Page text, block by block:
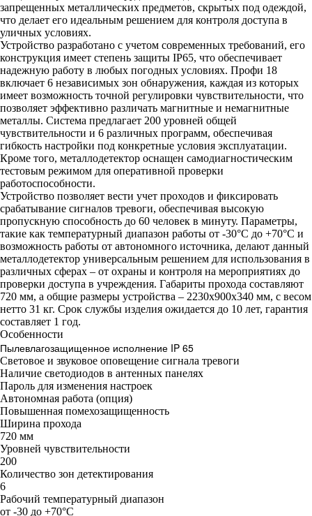
запрещенных металлических предметов, скрытых под одеждой,
что делает его идеальным решением для контроля доступа в
уличных условиях.
Устройство разработано с учетом современных требований, его
конструкция имеет степень защиты IP65, что обеспечивает
надежную работу в любых погодных условиях. Профи 18
включает 6 независимых зон обнаружения, каждая из которых
имеет возможность точной регулировки чувствительности, что
позволяет эффективно различать магнитные и немагнитные
металлы. Система предлагает 200 уровней общей
чувствительности и 6 различных программ, обеспечивая
гибкость настройки под конкретные условия эксплуатации.
Кроме того, металлодетектор оснащен самодиагностическим
тестовым режимом для оперативной проверки
работоспособности.
Устройство позволяет вести учет проходов и фиксировать
срабатывание сигналов тревоги, обеспечивая высокую
пропускную способность до 60 человек в минуту. Параметры,
такие как температурный диапазон работы от -30°С до +70°С и
возможность работы от автономного источника, делают данный
металлодетектор универсальным решением для использования в
различных сферах – от охраны и контроля на мероприятиях до
проверки доступа в учреждения. Габариты прохода составляют
720 мм, а общие размеры устройства – 2230х900х340 мм, с весом
нетто 31 кг. Срок службы изделия ожидается до 10 лет, гарантия
составляет 1 год.
Особенности
Пылевлагозащищенное исполнение IP 65
Световое и звуковое оповещение сигнала тревоги
Наличие светодиодов в антенных панелях
Пароль для изменения настроек
Автономная работа (опция)
Повышенная помехозащищенность
Ширина прохода
720 мм
Уровней чувствительности
200
Количество зон детектирования
6
Рабочий температурный диапазон
от -30 до +70°С